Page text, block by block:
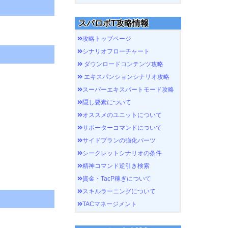
スパロボT攻略情報
攻略トップページ
シナリオフローチャート
ダウンロードコンテンツ攻略
エキスパンションシナリオ攻略
スーパーエキスパートモード攻略
隠し要素について
オススメのユニットについて
サポーターコマンドについて
サイドプランの強化パーツ
シークレットシナリオの条件
精神コマンド逆引き検索
資金・TacP稼ぎについて
スキルラーニングについて
TACマネージメント